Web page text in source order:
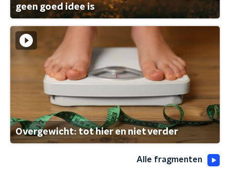
geen goed idee is
Overgewicht: tot hier en niet verder
Alle fragmenten